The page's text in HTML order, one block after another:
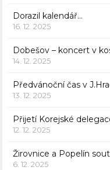
Dorazil kalendář…
16. 12. 2025
Dobešov – koncert v
14. 12. 2025
Předvánoční čas v
13. 12. 2025
Přijetí Korejské
12. 12. 2025
Žirovnice a Popelín
6. 12. 2025